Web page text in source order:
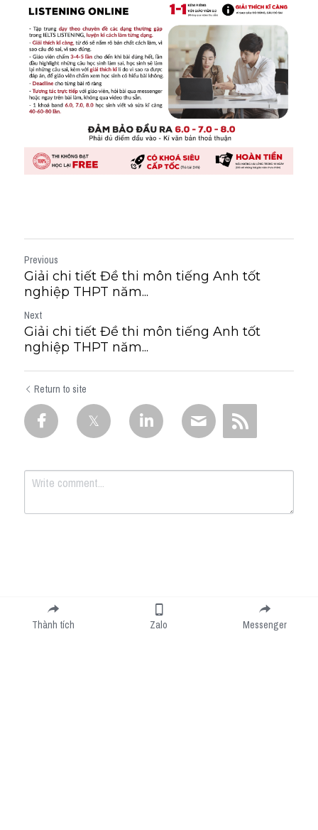
Previous
Giải chi tiết Đề thi môn tiếng Anh tốt
nghiệp THPT năm...
Next
Giải chi tiết Đề thi môn tiếng Anh tốt
nghiệp THPT năm...
Return to site
Submit
Thành tích Zalo Messenger